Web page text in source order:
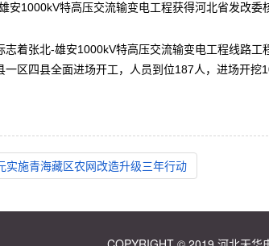
1000kV特高压交流输变电工程获得河北省发改委
志着张北-雄安1000kV特高压交流输变电工程线路
一区四县全面进场开工，人员到位187人，进场开
实施青海藏区农网改造升级三年行动